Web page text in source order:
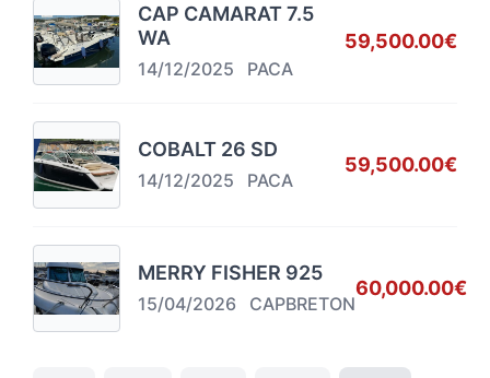
CAP CAMARAT 7.5
WA
14/12/2025 PACA
59,500.00€
COBALT 26 SD
14/12/2025 PACA
59,500.00€
MERRY FISHER 925
15/04/2026 CAPBRETON
60,000.00€